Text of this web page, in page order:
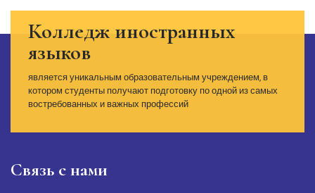
Колледж иностранных
языков
является уникальным образовательным учреждением, в
котором студенты получают подготовку по одной из самых
востребованных и важных профессий
Связь с нами